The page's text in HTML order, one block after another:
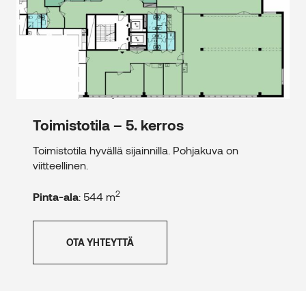
Toimistotila – 5. kerros
Toimistotila hyvällä sijainnilla. Pohjakuva on
viitteellinen.
Pinta-ala: 544 m2
OTA YHTEYTTÄ